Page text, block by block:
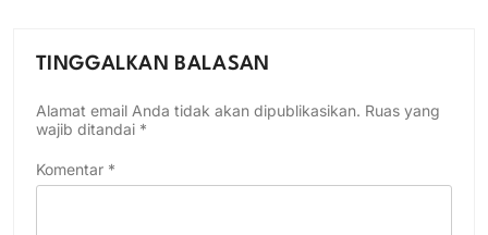
TINGGALKAN BALASAN
Alamat email Anda tidak akan dipublikasikan. Ruas yang
wajib ditandai *
Komentar *